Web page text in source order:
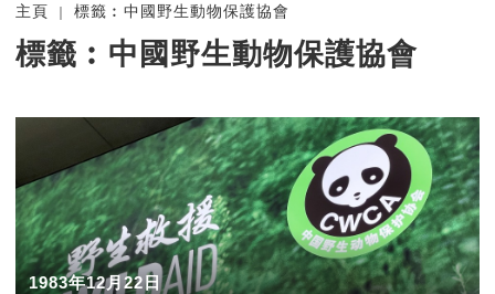
主頁 標籤︰中國野生動物保護協會
標籤︰中國野生動物保護協會
1983年12月22日